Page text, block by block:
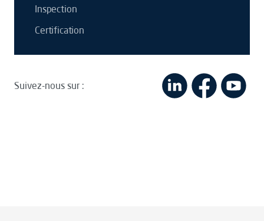
Inspection
Certification
Suivez-nous sur :